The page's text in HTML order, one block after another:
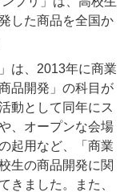
した商品を全国か
は、2013年に商業
品開発」の科目が
動として同年にス
、オープンな会場
起用など、「商業
生の商品開発に関
きました。また、